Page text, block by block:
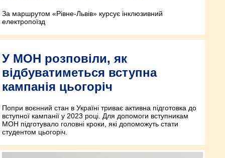
За маршрутом «Рівне-Львів» курсує інклюзивний
електропоїзд
У МОН розповіли, як
відбуватиметься вступна
кампанія цьогоріч
Попри воєнний стан в Україні триває активна підготовка до
вступної кампанії у 2023 році. Для допомоги вступникам
МОН підготувало головні кроки, які допоможуть стати
студентом цьогоріч.